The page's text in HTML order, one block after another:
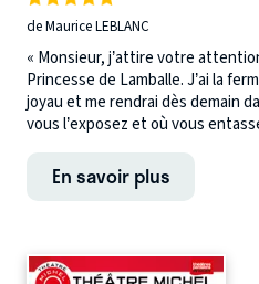
de Maurice LEBLANC
« Monsieur, j’attire votre
Princesse de Lamballe. J’ai la
joyau et me rendrai dès demain
vous l’exposez et où vous
En savoir plus